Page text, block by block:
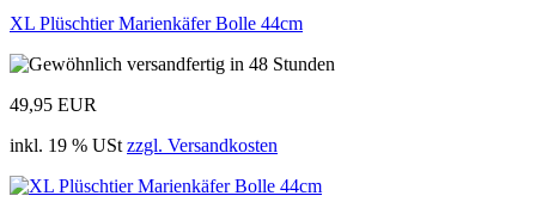
XL Plüschtier Marienkäfer Bolle 44cm
49,95 EUR
inkl. 19 % USt zzgl. Versandkosten